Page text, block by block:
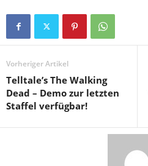
Vorheriger Artikel
Telltale’s The Walking
Dead – Demo zur letzten
Staffel verfügbar!